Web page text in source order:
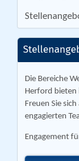
Die Bereiche
Herford bieten
Freuen Sie
engagierten
Engagement